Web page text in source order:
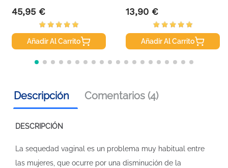
Precio
45,95 €
Añadir Al Carrito
Precio
13,90 €
Añadir Al Carrito
Descripción Comentarios (4)
DESCRIPCIÓN
La sequedad vaginal es un problema muy habitual entre
las mujeres, que ocurre por una disminución de la